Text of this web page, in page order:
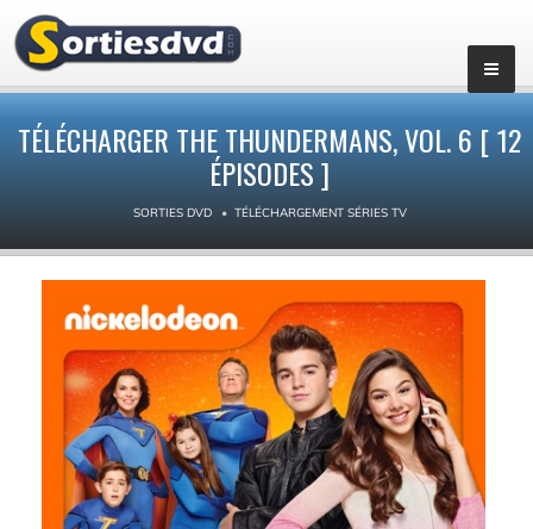
TÉLÉCHARGER THE THUNDERMANS, VOL. 6 [ 12
ÉPISODES ]
SORTIES DVD TÉLÉCHARGEMENT SÉRIES TV